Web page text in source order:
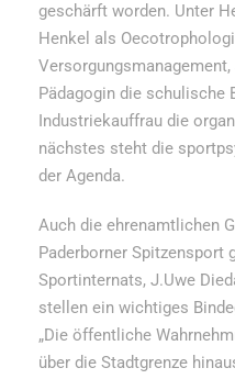
geschärft worden. Unter
Henkel als
Pädagogin die schulische
Industriekauffrau die
nächstes steht die
der Agenda.
Auch die ehrenamtlichen
Paderborner Spitzensport
Sportinternats, J.Uwe
stellen ein wichtiges
„Die öffentliche
über die Stadtgrenze